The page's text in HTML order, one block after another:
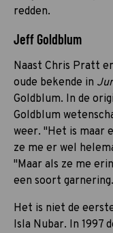
redden.
Jeff Goldblum
Naast Chris Pratt
oude bekende in
Goldblum. In de
Goldblum
weer. "Het is maar
ze me er wel
"Maar als ze me
een soort
Het is niet de
Isla Nubar. In 1997